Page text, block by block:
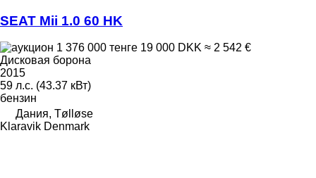
SEAT Mii 1.0 60 HK
1 376 000 тенге 19 000 DKK ≈ 2 542 €
Дисковая борона
2015
59 л.с. (43.37 кВт)
бензин
Дания, Tølløse
Klaravik Denmark